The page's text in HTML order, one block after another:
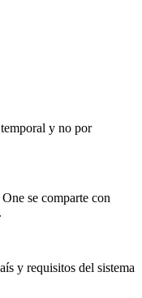
y no por
se comparte con
y requisitos del sistema